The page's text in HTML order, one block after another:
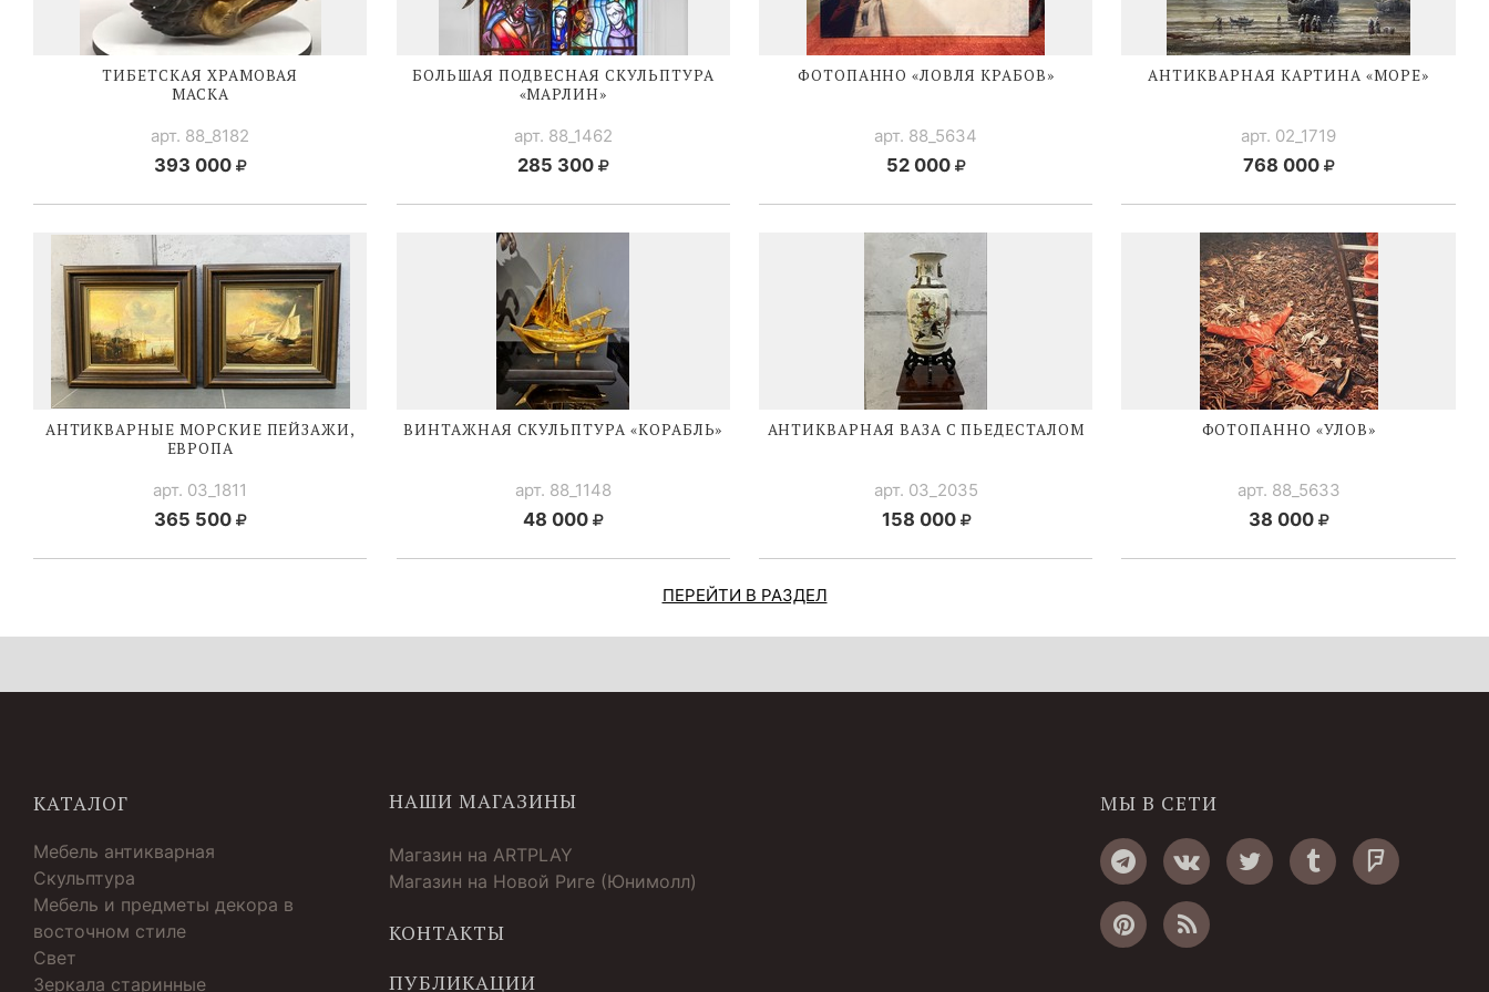
ТИБЕТСКАЯ ХРАМОВАЯ
МАСКА
арт. 88_8182
393 000
БОЛЬШАЯ ПОДВЕСНАЯ СКУЛЬПТУРА
«МАРЛИН»
арт. 88_1462
285 300
ФОТОПАННО «ЛОВЛЯ КРАБОВ»
арт. 88_5634
52 000
АНТИКВАРНАЯ КАРТИНА «МОРЕ»
арт. 02_1719
768 000
АНТИКВАРНЫЕ МОРСКИЕ ПЕЙЗАЖИ,
ЕВРОПА
арт. 03_1811
365 500
ВИНТАЖНАЯ СКУЛЬПТУРА «КОРАБЛЬ»
арт. 88_1148
48 000
АНТИКВАРНАЯ ВАЗА С ПЬЕДЕСТАЛОМ
арт. 03_2035
158 000
ФОТОПАННО «УЛОВ»
арт. 88_5633
38 000
ПЕРЕЙТИ В РАЗДЕЛ
КАТАЛОГ
Мебель антикварная
Скульптура
Мебель и предметы декора в
восточном стиле
Свет
Зеркала старинные
НАШИ МАГАЗИНЫ
Магазин на ARTPLAY
Магазин на Новой Риге (Юнимолл)
КОНТАКТЫ
ПУБЛИКАЦИИ
МЫ В СЕТИ